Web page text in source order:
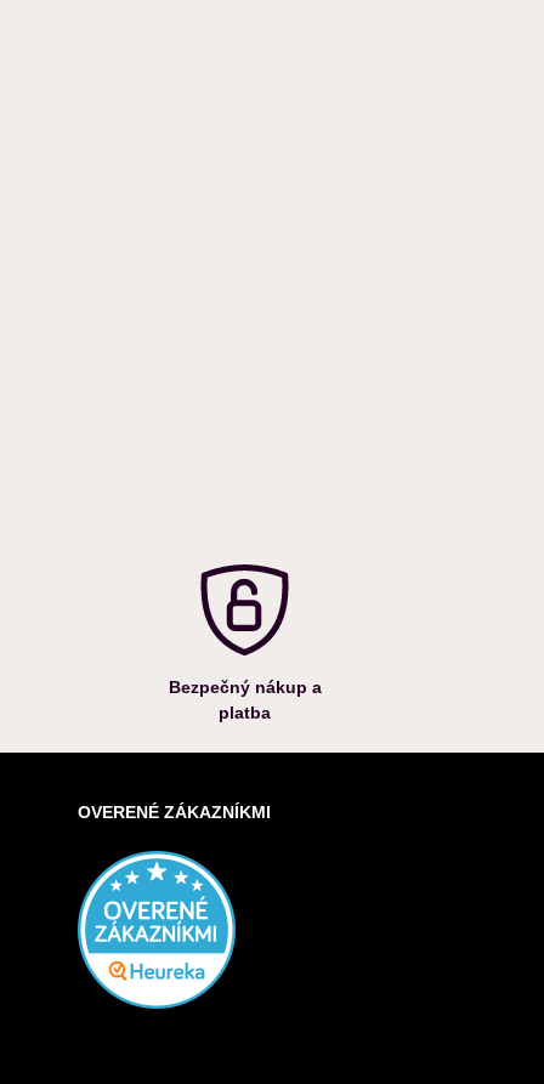
Bezpečný nákup a
platba
OVERENÉ ZÁKAZNÍKMI